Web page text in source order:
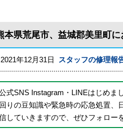
本県荒尾市、益城郡美里町に
2021年12月31日 スタッフの修理報
式SNS Instagram・LINEはじめま
りの豆知識や緊急時の応急処置、
していきますので、ぜひフォロー